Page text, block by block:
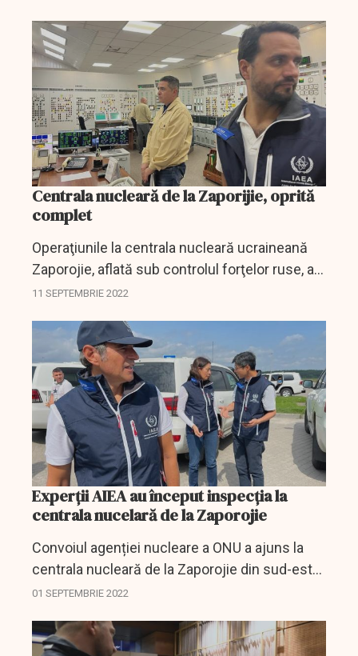
pentru a...
Centrala nucleară de la Zaporijie, oprită
complet
Operaţiunile la centrala nucleară ucraineană
Zaporojie, aflată sub controlul forţelor ruse, au
fost oprite complet ca măsură de siguranţă, a
11 SEPTEMBRIE 2022
Experții AIEA au început inspecția la
centrala nucelară de la Zaporojie
Convoiul agenției nucleare a ONU a ajuns la
centrala nucleară de la Zaporojie din sud-estul
Ucrainei, a anunțat Agenția Internațională
01 SEPTEMBRIE 2022